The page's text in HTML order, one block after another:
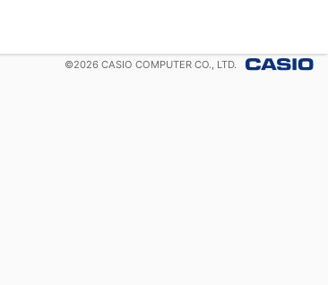
©2026 CASIO COMPUTER CO., LTD.